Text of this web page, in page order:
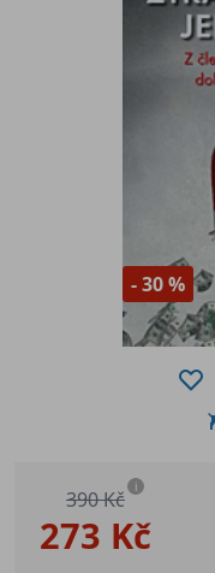
- 30 %
273 Kč
390 Kč i